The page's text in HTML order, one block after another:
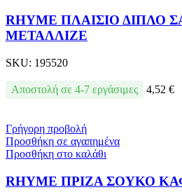
RHYME ΠΛΑΙΣΙΟ ΔΙΠΛΟ
ΜΕΤΑΛΛΙΖΕ
SKU: 195520
Αποστολή σε 4-7 εργάσιμες 4,52 €
Γρήγορη προβολή
Προσθήκη σε αγαπημένα
Προσθήκη στο καλάθι
RHYME ΠΡΙΖΑ ΣΟΥΚΟ